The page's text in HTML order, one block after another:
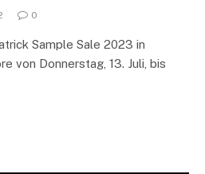
0
Sample Sale 2023 in
von Donnerstag, 13. Juli, bis